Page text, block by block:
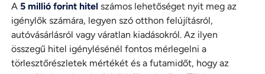
A 5 millió forint hitel számos lehetőséget nyit meg az
igénylők számára, legyen szó otthon felújításról,
autóvásárlásról vagy váratlan kiadásokról. Az ilyen
összegű hitel igénylésénél fontos mérlegelni a
törlesztőrészletek mértékét és a futamidőt, hogy az